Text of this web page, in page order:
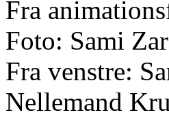
Fra
Foto: Sami
Fra venstre:
Nellemand